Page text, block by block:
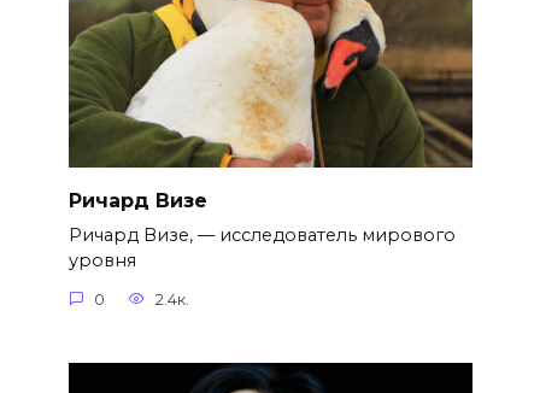
Ричард Визе
Ричард Визе, — исследователь мирового
уровня
0 2.4к.